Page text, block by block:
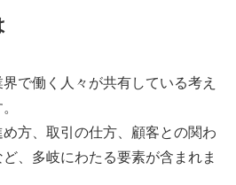
で働く人々が共有している考え
方、取引の仕方、顧客との関わ
、多岐にわたる要素が含まれま